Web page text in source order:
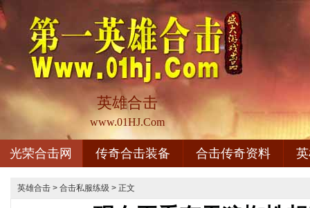
英雄合击
www.01HJ.Com
光荣合击网 传奇合击装备 合击传奇资料
英雄合击 > 合击私服练级 > 正文